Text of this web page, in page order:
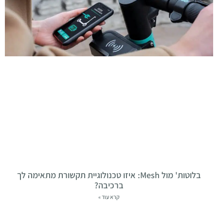
בלוטות' מול Mesh: איזו טכנולוגיית תקשורת מתאימה לך
ברכיבה?
קרא עוד »